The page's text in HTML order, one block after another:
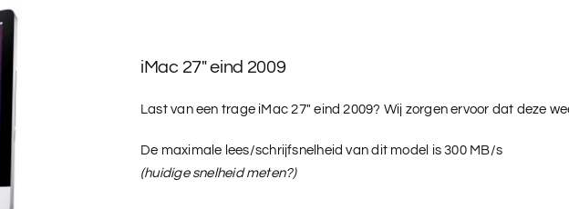
iMac 27″ eind 2009
Last van een trage iMac 27″ eind 2009? Wij zorgen ervoor dat deze
De maximale lees/schrijfsnelheid van dit model is 300 MB/s
(huidige snelheid meten?)